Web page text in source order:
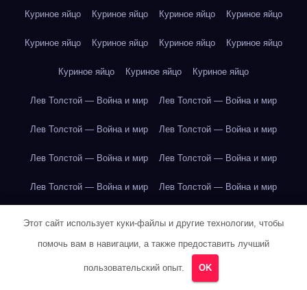
Куриное яйцо Куриное яйцо Куриное яйцо Куриное яйцо
Куриное яйцо Куриное яйцо Куриное яйцо Куриное яйцо
Куриное яйцо Куриное яйцо Куриное яйцо
Лев Толстой — Война и мир Лев Толстой — Война и мир
Лев Толстой — Война и мир Лев Толстой — Война и мир
Лев Толстой — Война и мир Лев Толстой — Война и мир
Лев Толстой — Война и мир Лев Толстой — Война и мир
Лев Толстой — Война и мир Лев Толстой — Война и мир
Лев Толстой — Война и мир Лев Толстой — Война и мир
Этот сайт использует куки-файлы и другие технологии, чтобы
помочь вам в навигации, а также предоставить лучший
пользовательский опыт. OK